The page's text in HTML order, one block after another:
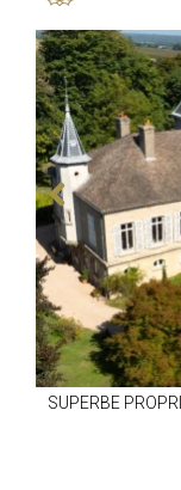
SUPERBE